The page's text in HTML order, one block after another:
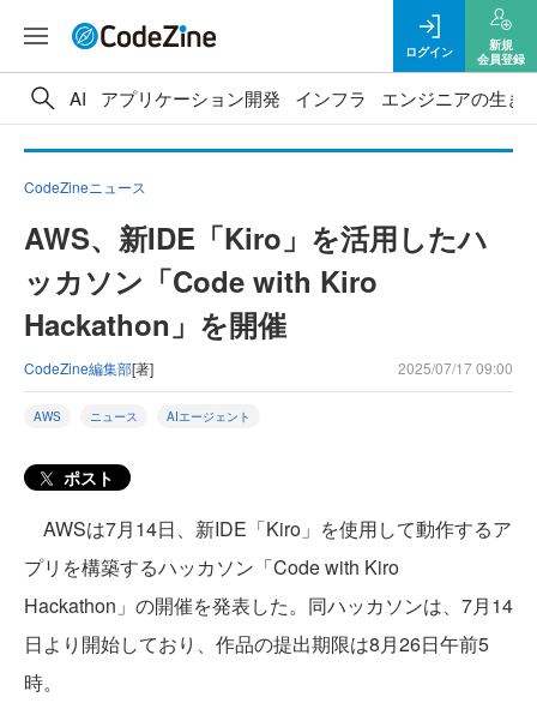
ログイン
新規
会員登録
AI アプリケーション開発 インフラ エンジニアの生き
CodeZineニュース
AWS、新IDE「Kiro」を活用したハ
ッカソン「Code with Kiro
Hackathon」を開催
CodeZine編集部[著] 2025/07/17 09:00
AWS ニュース AIエージェント
ポスト
AWSは7月14日、新IDE「Kiro」を使用して動作するア
プリを構築するハッカソン「Code with Kiro
Hackathon」の開催を発表した。同ハッカソンは、7月14
日より開始しており、作品の提出期限は8月26日午前5
時。